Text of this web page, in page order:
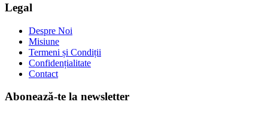
Legal
Despre Noi
Misiune
Termeni și Condiții
Confidențialitate
Contact
Abonează-te la newsletter